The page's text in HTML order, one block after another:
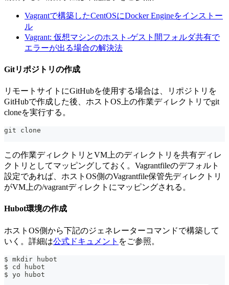
Vagrantで構築したCentOSにDocker Engineをインストー
ル
Vagrant: 仮想マシンのホスト-ゲスト間フォルダ共有で
エラーが出る場合の解決法
Gitリポジトリの作成
リモートサイトにGitHubを使用する場合は、リポジトリを
GitHubで作成した後、ホストOS上の作業ディレクトリでgit
cloneを実行する。
git clone
この作業ディレクトリとVM上のディレクトリを共有ディレ
クトリとしてマッピングしておく。Vagrantfileのデフォルト
設定であれば、ホストOS側のVagrantfile保管先ディレクトリ
がVM上の/vagrantディレクトにマッピングされる。
Hubot環境の作成
ホストOS側から下記のジェネレーターコマンドで構築して
いく。詳細は公式ドキュメント をご参照。
$ mkdir hubot
$ cd hubot
$ yo hubot